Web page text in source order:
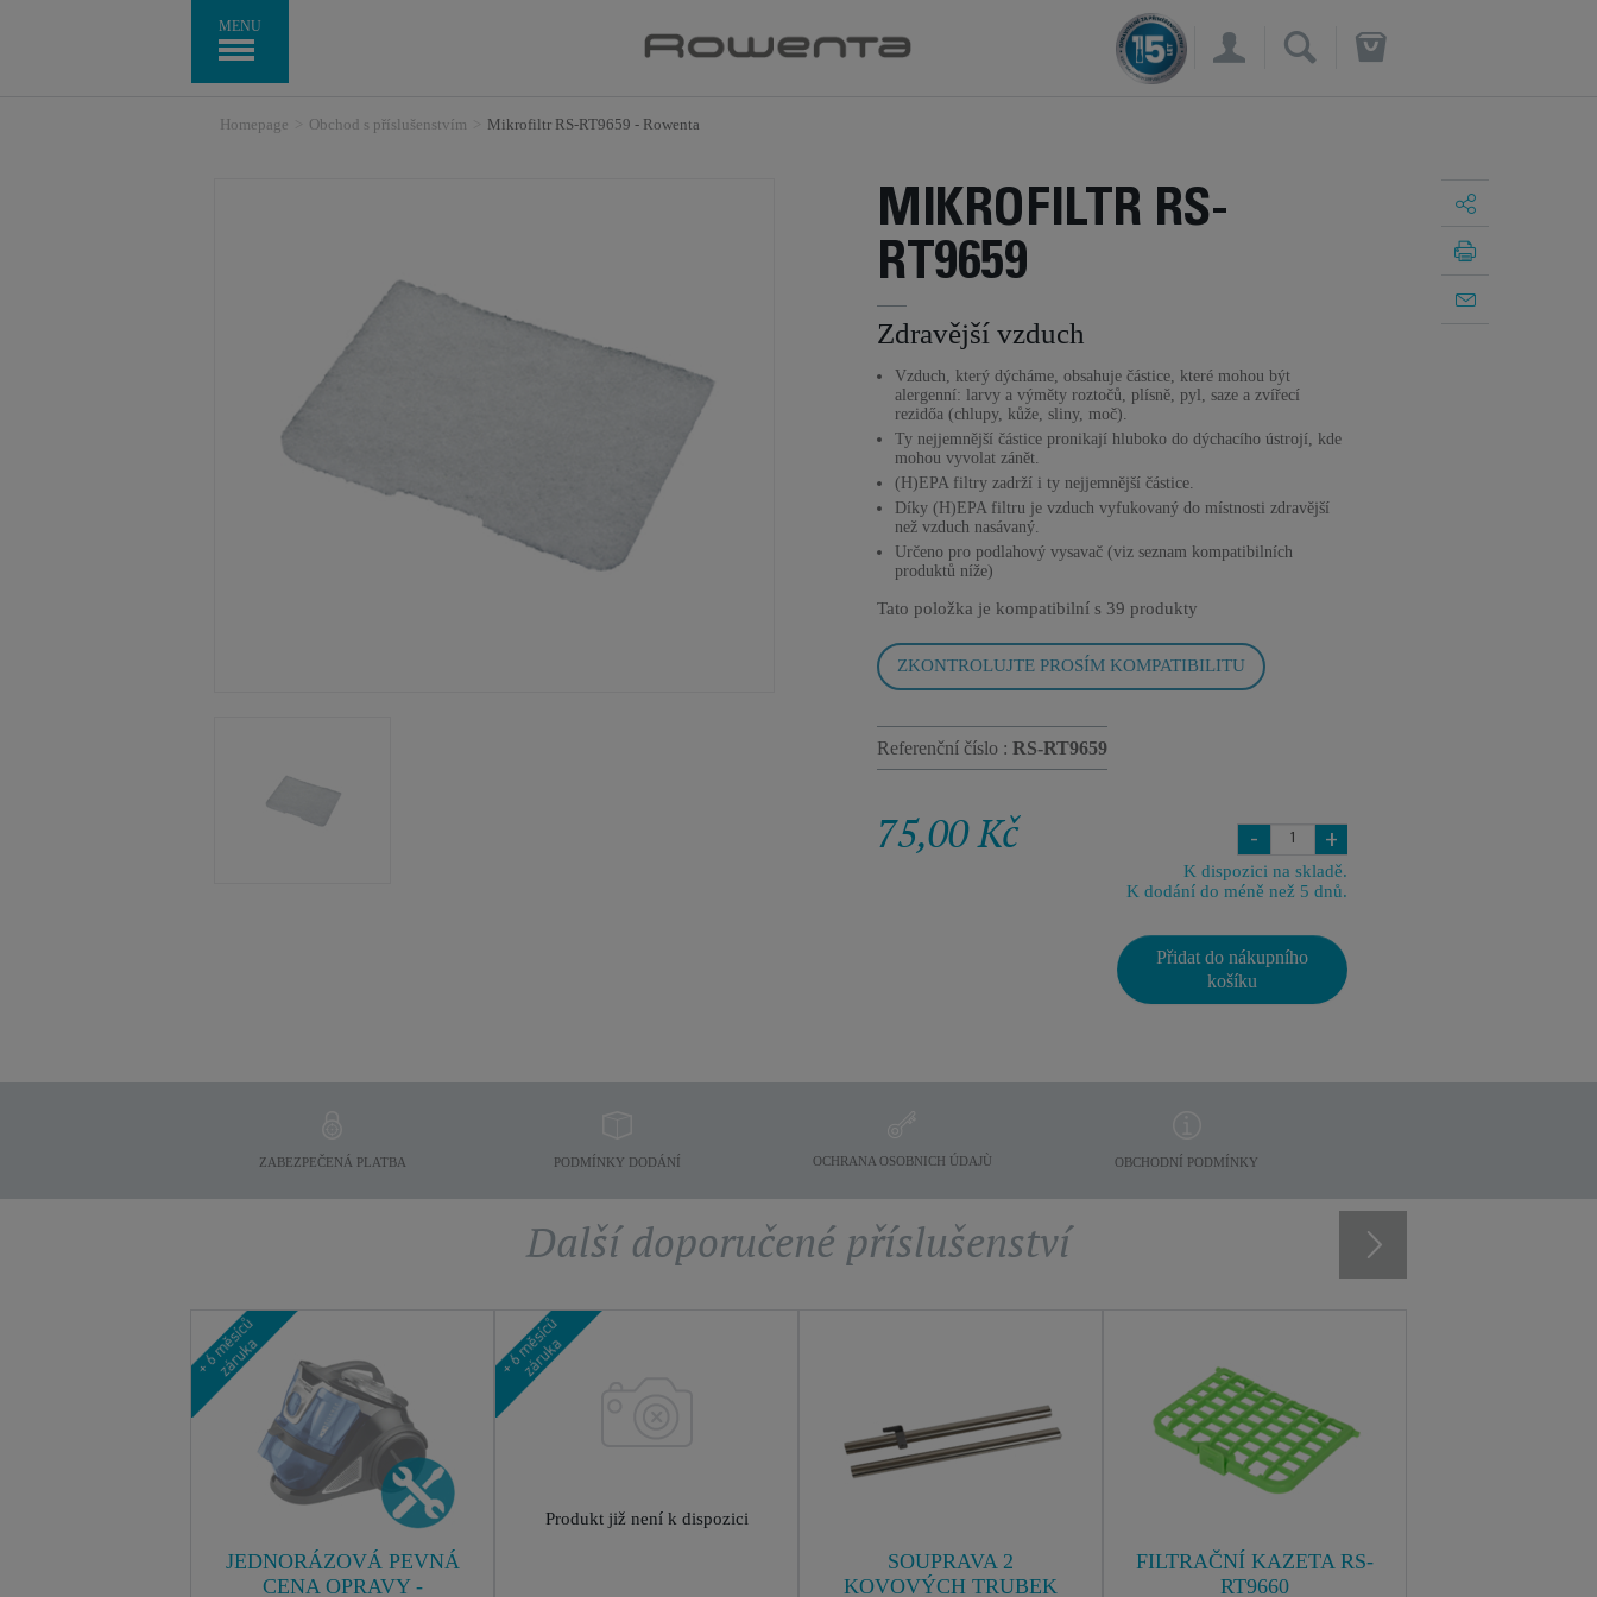
MENU
×
Homepage Obchod s příslušenstvím Mikrofiltr RS-RT9659 - Rowenta
MIKROFILTR RS-
RT9659
Zdravější vzduch
Vzduch, který dýcháme, obsahuje částice, které mohou být
alergenní: larvy a výměty roztočů, plísně, pyl, saze a zvířecí
rezidőa (chlupy, kůže, sliny, moč).
Ty nejjemnější částice pronikají hluboko do dýchacího ústrojí, kde
mohou vyvolat zánět.
(H)EPA filtry zadrží i ty nejjemnější částice.
Díky (H)EPA filtru je vzduch vyfukovaný do místnosti zdravější
než vzduch nasávaný.
Určeno pro podlahový vysavač (viz seznam kompatibilních
produktů níže)
Tato položka je kompatibilní s 39 produkty
ZKONTROLUJTE PROSÍM KOMPATIBILITU
Referenční číslo : RS-RT9659
75,00 Kč - +
K dispozici na skladě.
K dodání do méně než 5 dnů.
Přidat do nákupního
košíku
ZABEZPEČENÁ PLATBA PODMÍNKY DODÁNÍ OCHRANA OSOBNICH ÚDAJÙ OBCHODNÍ PODMÍNKY
Další doporučené příslušenství
JEDNORÁZOVÁ PEVNÁ
CENA OPRAVY -
Produkt již není k dispozici
SOUPRAVA 2
KOVOVÝCH TRUBEK
FILTRAČNÍ KAZETA RS-
RT9660